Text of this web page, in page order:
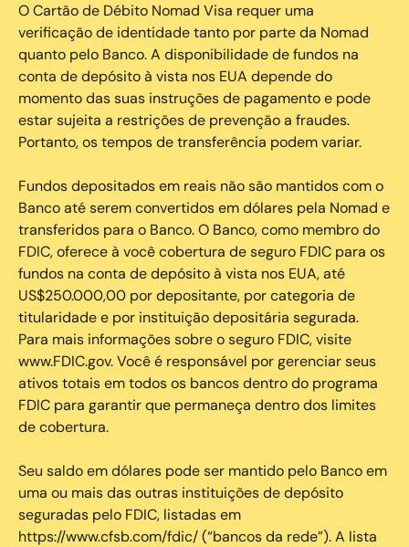
O Cartão de Débito Nomad Visa requer uma
verificação de identidade tanto por parte da Nomad
quanto pelo Banco. A disponibilidade de fundos na
conta de depósito à vista nos EUA depende do
momento das suas instruções de pagamento e pode
estar sujeita a restrições de prevenção a fraudes.
Portanto, os tempos de transferência podem variar.
Fundos depositados em reais não são mantidos com o
Banco até serem convertidos em dólares pela Nomad e
transferidos para o Banco. O Banco, como membro do
FDIC, oferece à você cobertura de seguro FDIC para os
fundos na conta de depósito à vista nos EUA, até
US$250.000,00 por depositante, por categoria de
titularidade e por instituição depositária segurada.
Para mais informações sobre o seguro FDIC, visite
www.FDIC.gov. Você é responsável por gerenciar seus
ativos totais em todos os bancos dentro do programa
FDIC para garantir que permaneça dentro dos limites
de cobertura.
Seu saldo em dólares pode ser mantido pelo Banco em
uma ou mais das outras instituições de depósito
seguradas pelo FDIC, listadas em
https://www.cfsb.com/fdic/ (“bancos da rede”). A lista